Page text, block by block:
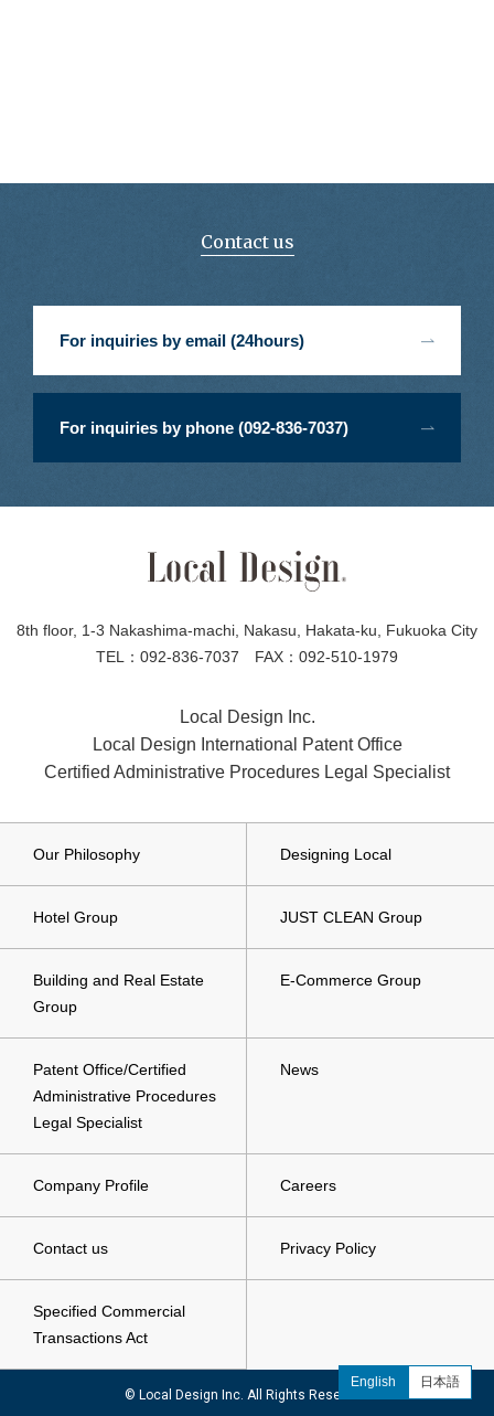
English 日本語
Contact us
For inquiries by email (24hours)
For inquiries by phone (092-836-7037)
8th floor, 1-3 Nakashima-machi, Nakasu, Hakata-ku, Fukuoka City
TEL：092-836-7037 FAX：092-510-1979
Local Design Inc.
Local Design International Patent Office
Certified Administrative Procedures Legal Specialist
Our Philosophy Designing Local
Hotel Group JUST CLEAN Group
Building and Real Estate
Group
E-Commerce Group
Patent Office/Certified
Administrative Procedures
Legal Specialist
News
Company Profile Careers
Contact us Privacy Policy
Specified Commercial
Transactions Act
© Local Design Inc. All Rights Reserved.